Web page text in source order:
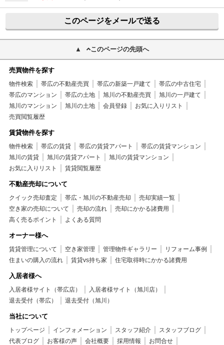
このページをメールで送る
このページの先頭へ
売買物件を探す
物件検索 帯広の不動産売買 帯広の新築一戸建て
帯広の中古住宅
帯広のマンション
帯広の土地 旭川の不動産売買
旭川の一戸建て
旭川のマンション
旭川の土地 会員登録
お気に入りリスト
売買閲覧履歴
賃貸物件を探す
物件検索 帯広の賃貸 帯広の賃貸アパート
帯広の賃貸マンション
旭川の賃貸
旭川の賃貸アパート
旭川の賃貸マンション
お気に入りリスト
賃貸閲覧履歴
不動産売却について
クイック売却査定 帯広・旭川の不動産売却
売却実績一覧
空き家の売却について
売却の流れ
売却にかかる諸費用
高く売るポイント
よくある質問
オーナー様へ
賃貸管理について 空き家管理 管理物件ギャラリー
リフォーム事例
住まいの購入の流れ
賃貸vs持ち家 住宅取得時にかかる諸費用
入居者様へ
入居者様サイト（帯広店）
入居者様サイト（旭川店）
退去受付（帯広）
退去受付（旭川）
当社について
トップページ インフォメーション スタッフ紹介
スタッフブログ
代表ブログ
お客様の声 会社概要 採用情報
お問合せ